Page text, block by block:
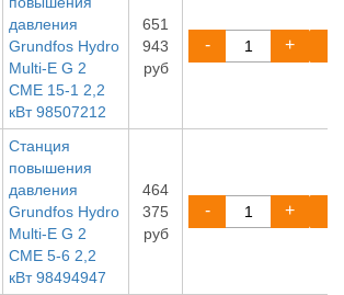
давления
Grundfos Hydro
Multi-E G 2
CME 15-1 2,2
кВт 98507212
651
943
руб
- +
Станция
повышения
давления
Grundfos Hydro
Multi-E G 2
CME 5-6 2,2
кВт 98494947
464
375
руб
- +